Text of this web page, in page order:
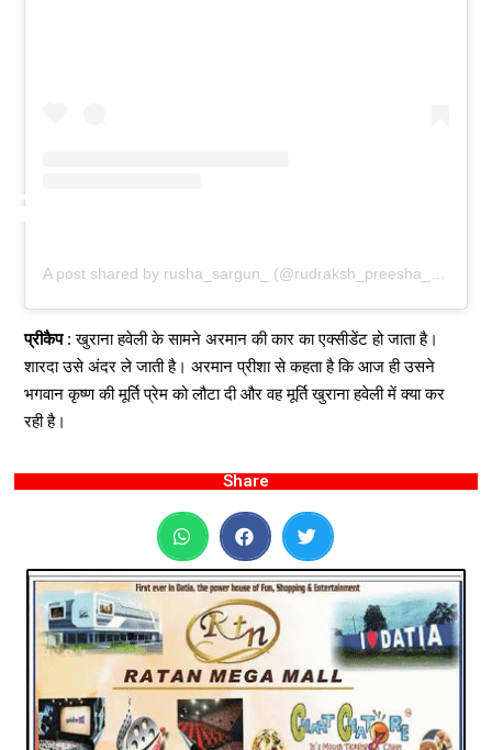
A post shared by rusha_sargun_ (@rudraksh_preesha_khurana_)
प्रीकैप: खुराना हवेली के सामने अरमान की कार का एक्सीडेंट हो जाता है।
शारदा उसे अंदर ले जाती है। अरमान प्रीशा से कहता है कि आज ही उसने
भगवान कृष्ण की मूर्ति प्रेम को लौटा दी और वह मूर्ति खुराना हवेली में क्या कर
रही है।
Share